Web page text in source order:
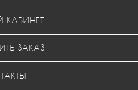
КАБИНЕТ
ЗАКАЗ